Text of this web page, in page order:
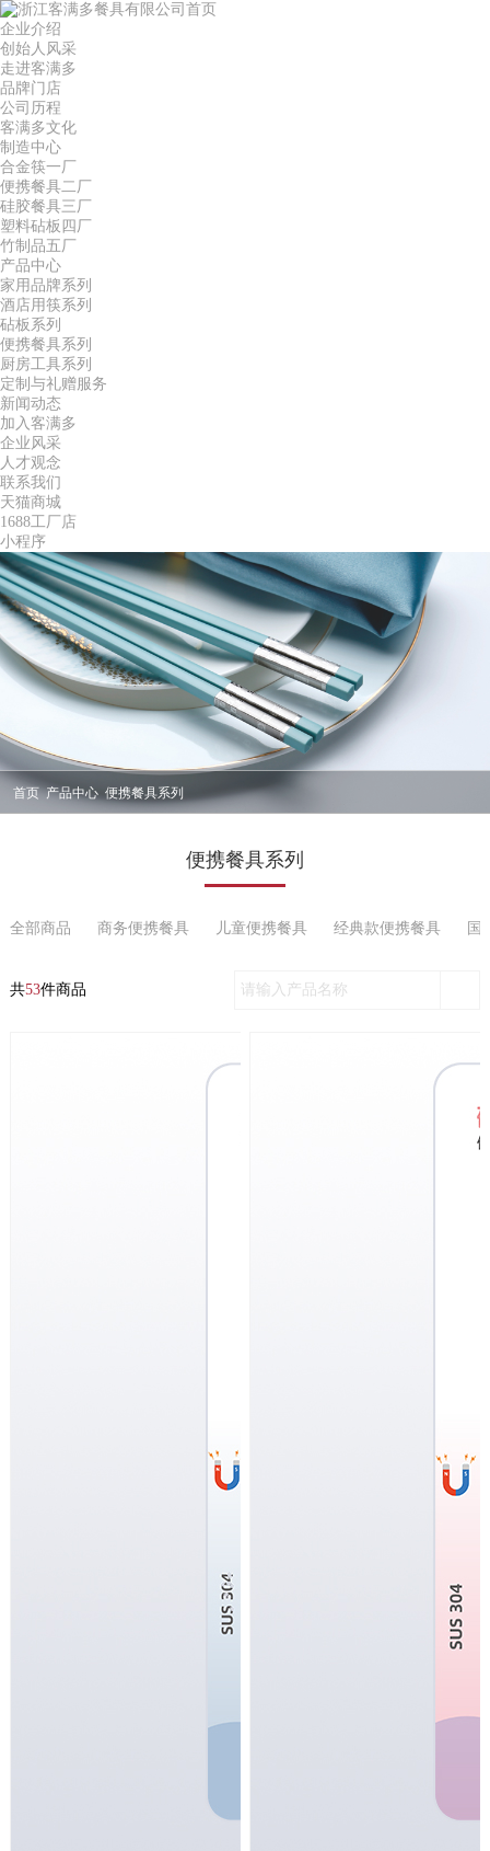
首页
企业介绍
创始人风采
走进客满多
品牌门店
公司历程
客满多文化
制造中心
合金筷一厂
便携餐具二厂
硅胶餐具三厂
塑料砧板四厂
竹制品五厂
产品中心
家用品牌系列
酒店用筷系列
砧板系列
便携餐具系列
厨房工具系列
定制与礼赠服务
新闻动态
加入客满多
企业风采
人才观念
联系我们
天猫商城
1688工厂店
小程序
首页 产品中心 便携餐具系列
便携餐具系列
全部商品 商务便携餐具 儿童便携餐具 经典款便携餐具 国
共53件商品